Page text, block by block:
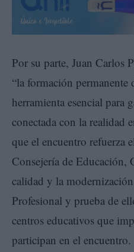
Por su parte, Juan Carlos
“la formación permanente
herramienta esencial para
conectada con la realidad
que el encuentro refuerza
Consejería de Educación,
calidad y la
Profesional y prueba de
centros educativos que
participan en el encuentro.